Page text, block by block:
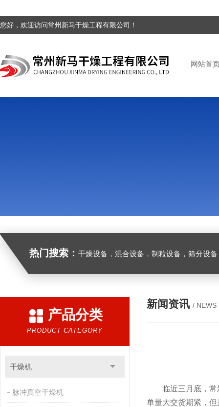
您好，欢迎访问常州新马干燥工程有限公司！
网站首
热门搜索： 干燥设备，混合设备，制粒设备，筛分设
产品分类
PRODUCT CATEGORY
干燥机
脉冲真空干燥机
新闻资讯 / NEWS
临近三月底，常新
单量大交货期紧，